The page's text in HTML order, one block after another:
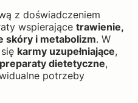
z doświadczeniem
wspierające trawienie,
skóry i metabolizm. W
karmy uzupełniające,
preparaty dietetyczne,
potrzeby